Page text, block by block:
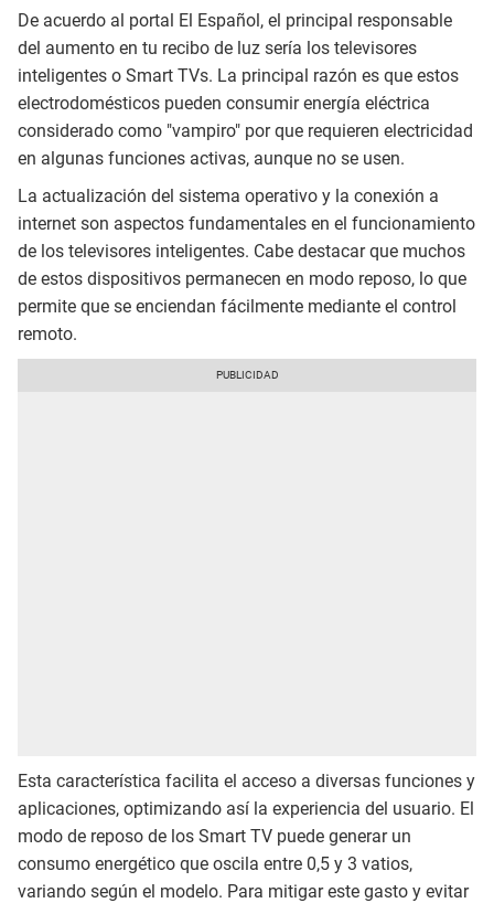
De acuerdo al portal El Español, el principal responsable
del aumento en tu recibo de luz sería los televisores
inteligentes o Smart TVs. La principal razón es que estos
electrodomésticos pueden consumir energía eléctrica
considerado como "vampiro" por que requieren electricidad
en algunas funciones activas, aunque no se usen.
La actualización del sistema operativo y la conexión a
internet son aspectos fundamentales en el funcionamiento
de los televisores inteligentes. Cabe destacar que muchos
de estos dispositivos permanecen en modo reposo, lo que
permite que se enciendan fácilmente mediante el control
remoto.
Esta característica facilita el acceso a diversas funciones y
aplicaciones, optimizando así la experiencia del usuario. El
modo de reposo de los Smart TV puede generar un
consumo energético que oscila entre 0,5 y 3 vatios,
variando según el modelo. Para mitigar este gasto y evitar